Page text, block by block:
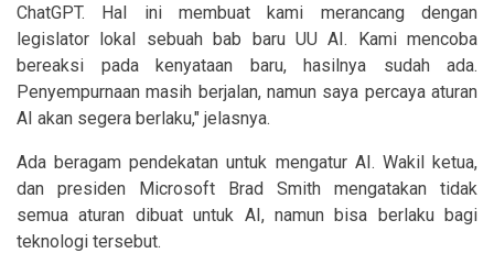
ChatGPT. Hal ini membuat kami merancang dengan
legislator lokal sebuah bab baru UU AI. Kami mencoba
bereaksi pada kenyataan baru, hasilnya sudah ada.
Penyempurnaan masih berjalan, namun saya percaya aturan
AI akan segera berlaku," jelasnya.
Ada beragam pendekatan untuk mengatur AI. Wakil ketua,
dan presiden Microsoft Brad Smith mengatakan tidak
semua aturan dibuat untuk AI, namun bisa berlaku bagi
teknologi tersebut.